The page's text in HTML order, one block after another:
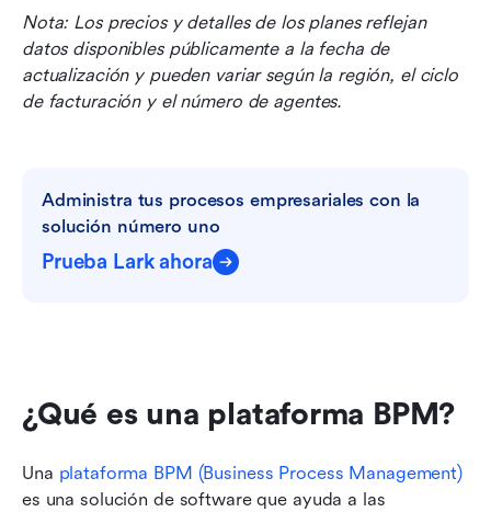
Nota: Los precios y detalles de los planes reflejan
datos disponibles públicamente a la fecha de
actualización y pueden variar según la región, el ciclo
de facturación y el número de agentes.
Administra tus procesos empresariales con la
solución número uno
Prueba Lark ahora
¿Qué es una plataforma BPM?
Una plataforma BPM (Business Process Management)
es una solución de software que ayuda a las